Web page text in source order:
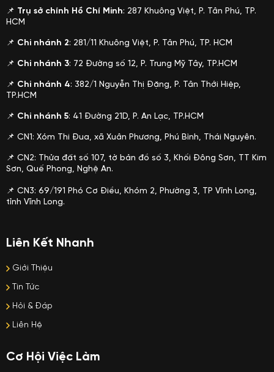
📌 Trụ sở chính Hồ Chí Minh: 287 Khuông Việt, P. Tân Phú, TP.
HCM
📌 Chi nhánh 2: 281/11 Khuông Việt, P. Tân Phú, TP. HCM
📌 Chi nhánh 3: 72 Đường số 12, P. Trung Mỹ Tây, TP.HCM
📌 Chi nhánh 4: 382/1 Nguyễn Thị Đặng, P. Tân Thới Hiệp,
TP.HCM
📌 Chi nhánh 5: 41 Đường 21D, P. An Lạc, TP.HCM
📌 CN1: Xóm Thi Đua, xã Xuân Phương, Phú Bình, Thái Nguyên.
📌 CN2: Thửa đất số 107, tờ bản đồ số 3, Khối Đông Sơn, TT Kim
Sơn, Quế Phong, Nghệ An.
📌 CN3: 69/191 Phó Cơ Điều, Khóm 2, Phường 3, TP Vĩnh Long,
tỉnh Vĩnh Long.
Liên Kết Nhanh
Giới Thiệu
Tin Tức
Hỏi & Đáp
Liên Hệ
Cơ Hội Việc Làm